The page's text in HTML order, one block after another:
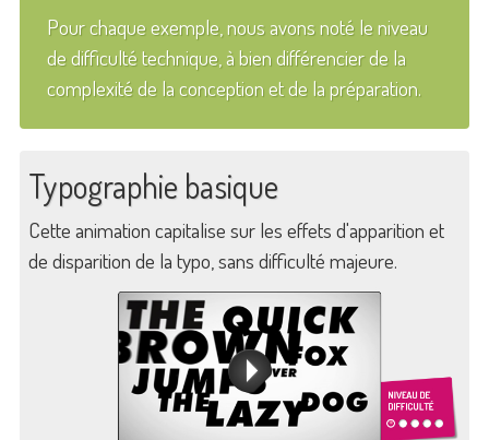
Pour chaque exemple, nous avons noté le niveau
de difficulté technique, à bien différencier de la
complexité de la conception et de la préparation.
Typographie basique
Cette animation capitalise sur les effets d'apparition et
de disparition de la typo, sans difficulté majeure.